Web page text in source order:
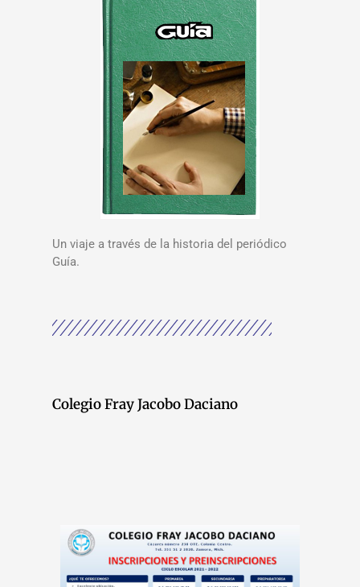
Un viaje a través de la historia del periódico
Guía.
Colegio Fray Jacobo Daciano